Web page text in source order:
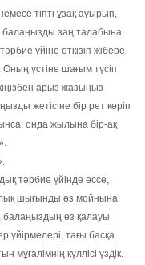
тіпті ұзақ ауырып,
балаңызды заң талабына
үйіне өткізіп жібере
үстіне шағым түсіп
арыз жазыңыз
жетісіне бір рет көріп
онда жылына бір-ақ
тәрбие үйінде өссе,
шығынды өз мойнына
балаңыздың өз қалауы
үйірмелері, тағы басқа.
күллісі үздік.